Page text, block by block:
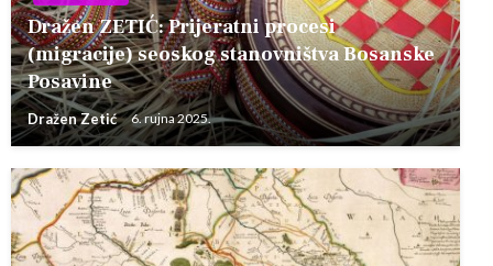
Dražen ZETIĆ: Prijeratni procesi
(migracije) seoskog stanovništva Bosanske
Posavine
Dražen Zetić 6. rujna 2025.